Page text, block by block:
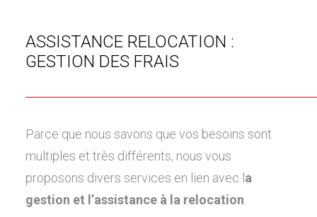
ASSISTANCE RELOCATION :
GESTION DES FRAIS
Parce que nous savons que vos besoins sont
multiples et très différents, nous vous
proposons divers services en lien avec l a
gestion et l’assistance à la relocation